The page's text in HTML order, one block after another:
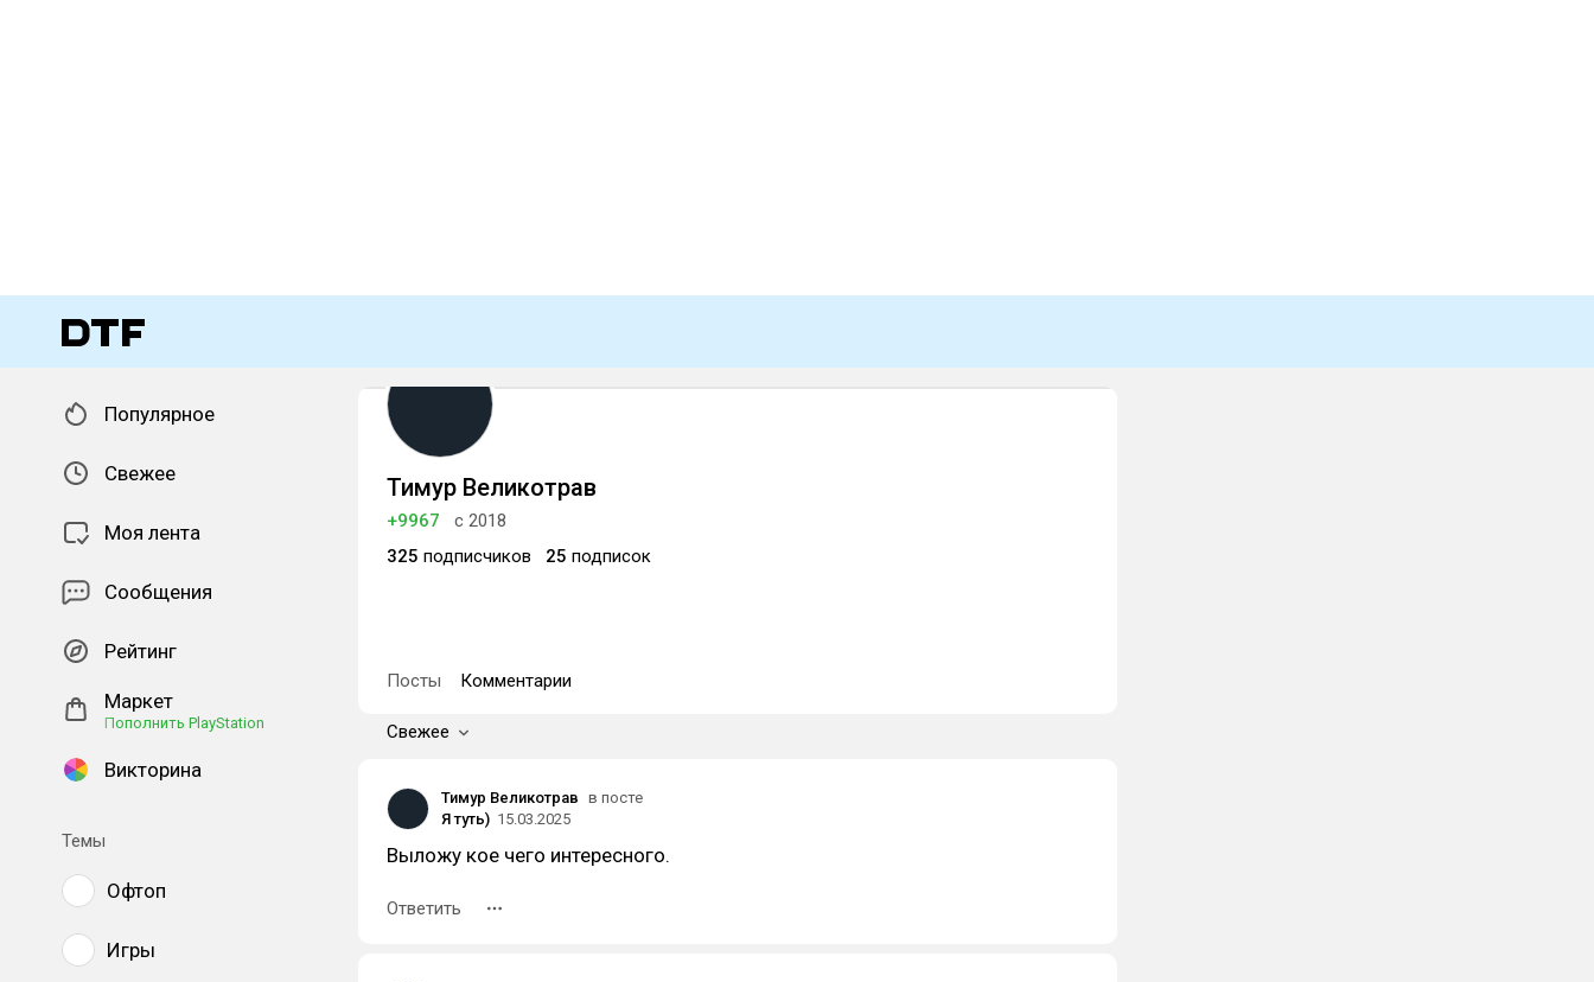
Популярное
Свежее
Моя лента
Сообщения
Рейтинг
Маркет
Пополнить PlayStation
Викторина
Темы
Офтоп
Игры
Тимур Великотрав
+9967
с 2018
325 подписчиков 25 подписок
Посты Комментарии
Свежее
Тимур Великотрав в посте
Я туть) 15.03.2025
Выложу кое чего интересного.
Ответить